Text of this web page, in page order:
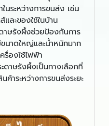
นระหว่างการขนส่ง เช่น
ละของใช้ในบ้าน
าษรังผึ้งช่วยป้องกันการ
นาดใหญ่และน้ำหนักมาก
รื่องใช้ไฟฟ้า
ดาษรังผึ้งเป็นทางเลือกที่
าระหว่างการขนส่งระยะ